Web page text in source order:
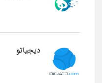
دیجیاتو